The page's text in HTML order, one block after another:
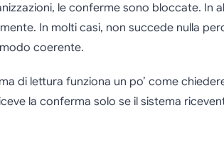
le conferme sono bloccate. In
In molti casi, non succede nulla
coerente.
di lettura funziona un po’ come
la conferma solo se il sistema